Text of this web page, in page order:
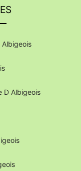
Albigeois
D Albigeois